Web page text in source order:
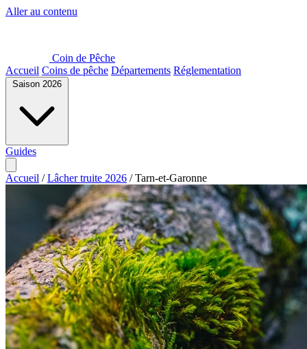
Aller au contenu
Coin de Pêche
Accueil Coins de pêche Départements Réglementation
Saison 2026
Guides
Accueil / Lâcher truite 2026 / Tarn-et-Garonne